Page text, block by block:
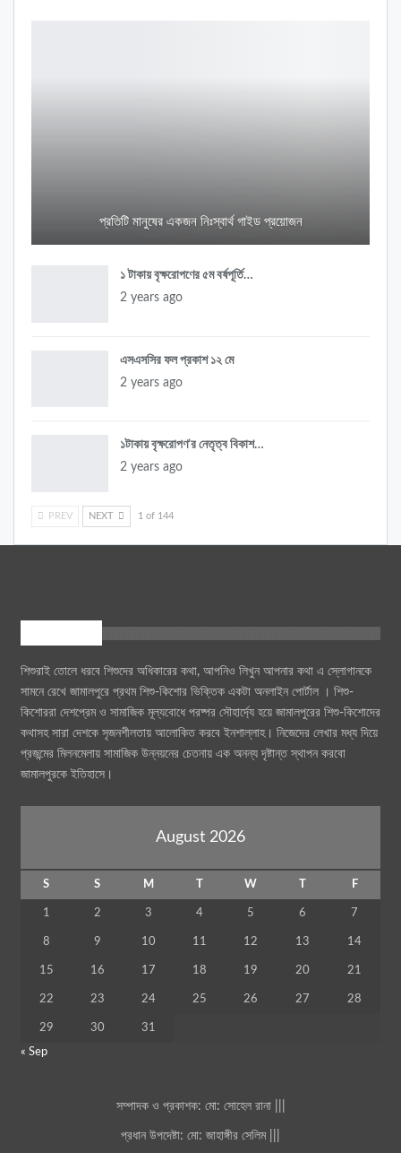
প্রতিটি মানুষের একজন নিঃস্বার্থ গাইড প্রয়োজন
১ টাকায় বৃক্ষরোপণের ৫ম বর্ষপূর্তি…
2 years ago
এসএসসির ফল প্রকাশ ১২ মে
2 years ago
১টাকায় বৃক্ষরোপণ’র নেতৃত্ব বিকাশ…
2 years ago
PREV NEXT 1 of 144
শিশুরাই তোলে ধরবে শিশুদের অধিকারের কথা, আপনিও লিখুন আপনার কথা এ স্লোগানকে
সামনে রেখে জামালপুরে প্রথম শিশু-কিশোর ভিক্তিক একটা অনলাইন পোর্টাল । শিশু-
কিশোররা দেশপ্রেম ও সামাজিক মূল্যবোধে পরষ্পর সৌহার্দ্যে হয়ে জামালপুরের শিশু-কিশোদের
কথাসহ সারা দেশকে সৃজনশীলতায় আলোকিত করবে ইনশাল্লাহ। নিজেদের লেখার মধ্য দিয়ে
প্রজন্মের মিলনমেলায় সামাজিক উন্নয়নের চেতনায় এক অনন্য দৃষ্টান্ত স্থাপন করবো
জামালপুরকে ইতিহাসে।
August 2026
S S M T W T F
1 2 3 4 5 6 7
8 9 10 11 12 13 14
15 16 17 18 19 20 21
22 23 24 25 26 27 28
29 30 31
« Sep
সম্পাদক ও প্রকাশক: মো: সোহেল রানা |||
প্রধান উপদেষ্টা: মো: জাহাঙ্গীর সেলিম |||